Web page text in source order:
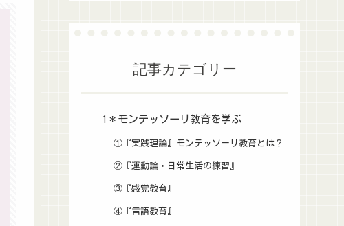
記事カテゴリー
1＊モンテッソーリ教育を学ぶ
①『実践理論』モンテッソーリ教育とは？
②『運動論・日常生活の練習』
③『感覚教育』
④『言語教育』